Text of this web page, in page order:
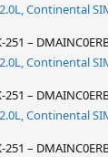
Continental
–
Continental
–
Continental
–